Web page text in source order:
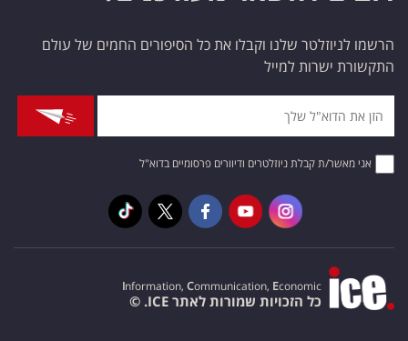
הרשמו לניוזלטר שלנו וקבלו את כל הסיפורים החמים של עולם
התקשורת ישרות למייל
אני מאשר/ת קבלת ניוזלטרים ודיוורים פרסומיים בדוא"ל
Information, Communication, Economic
כל הזכויות שמורות לאתר ICE. ©